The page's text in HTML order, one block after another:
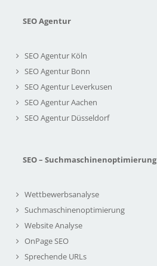
SEO Agentur
SEO Agentur Köln
SEO Agentur Bonn
SEO Agentur Leverkusen
SEO Agentur Aachen
SEO Agentur Düsseldorf
SEO – Suchmaschinenoptimierung
Wettbewerbsanalyse
Suchmaschinenoptimierung
Website Analyse
OnPage SEO
Sprechende URLs